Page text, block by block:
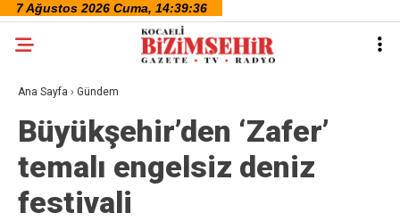
Ana Sayfa › Gündem
Büyükşehir’den ‘Zafer’
temalı engelsiz deniz
festivali